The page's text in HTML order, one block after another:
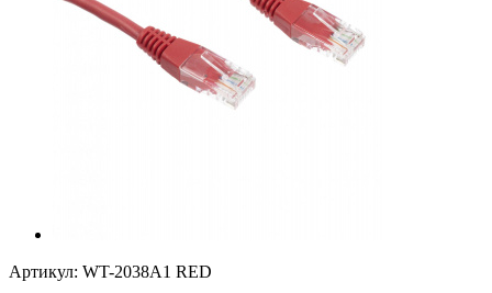
Артикул: WT-2038A1 RED